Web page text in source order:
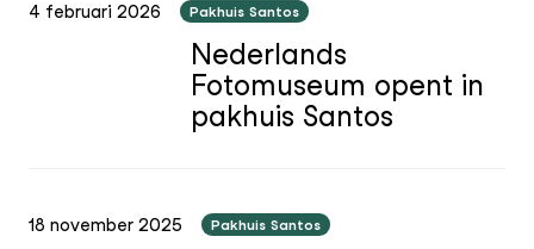
4 februari 2026 Pakhuis Santos
Nederlands
Fotomuseum opent in
pakhuis Santos
18 november 2025 Pakhuis Santos